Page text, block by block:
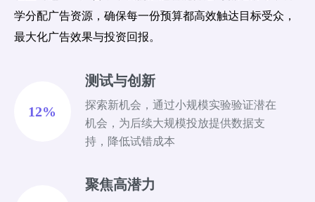
学分配广告资源，确保每一份预算都高效触达目标受众，
最大化广告效果与投资回报。
12%
测试与创新
探索新机会，通过小规模实验验证潜在
机会，为后续大规模投放提供数据支
持，降低试错成本
聚焦高潜力